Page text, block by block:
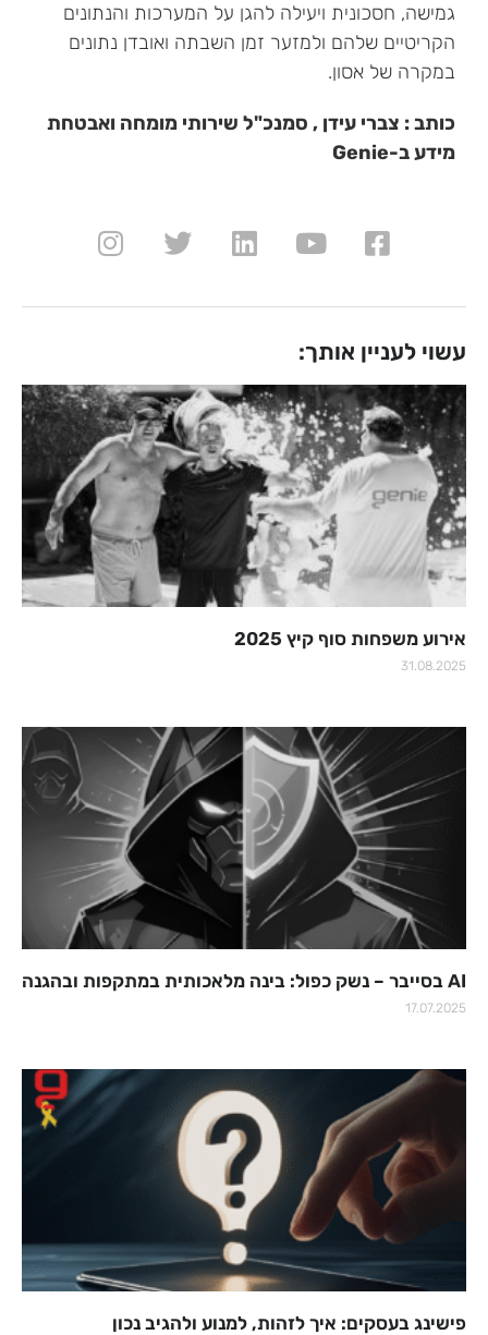
גמישה, חסכונית ויעילה להגן על המערכות והנתונים
הקריטיים שלהם ולמזער זמן השבתה ואובדן נתונים
במקרה של אסון.
כותב : צברי עידן , סמנכ"ל שירותי מומחה ואבטחת
מידע ב-Genie
עשוי לעניין אותך:
אירוע משפחות סוף קיץ 2025
31.08.2025
AI בסייבר – נשק כפול: בינה מלאכותית במתקפות ובהגנה
17.07.2025
פישינג בעסקים: איך לזהות, למנוע ולהגיב נכון